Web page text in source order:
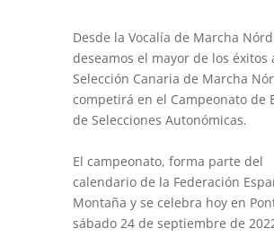
Desde la Vocalía de Marcha
deseamos el mayor de los éxitos
Selección Canaria de Marcha
competirá en el Campeonato de
de Selecciones Autonómicas.
El campeonato, forma parte del
calendario de la Federación
Montaña y se celebra hoy en
sábado 24 de septiembre de